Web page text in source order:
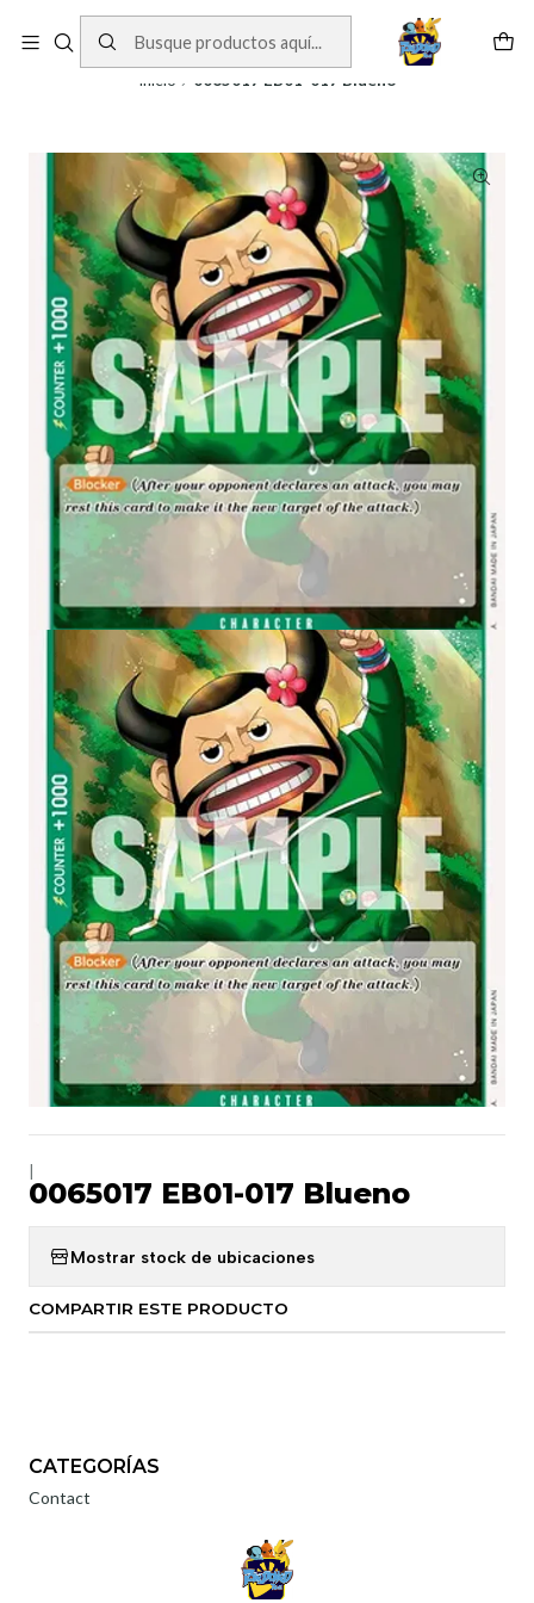
Inicio 0065017 EB01-017 Blueno
0065017 EB01-017 Blueno
Mostrar stock de ubicaciones
COMPARTIR ESTE PRODUCTO
CATEGORÍAS
Contact